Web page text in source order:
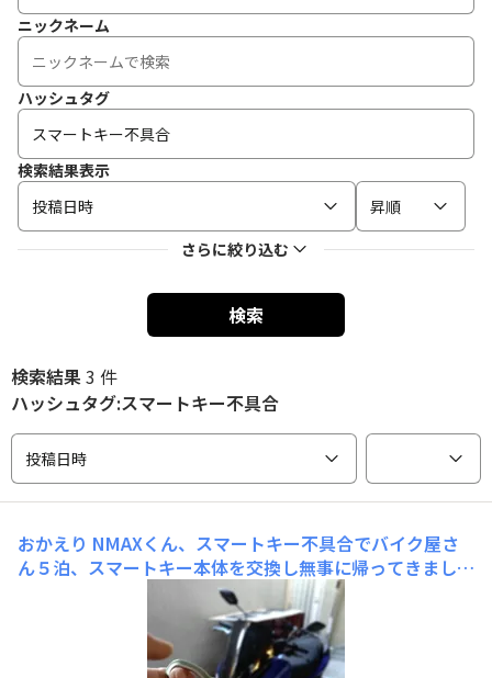
ニックネーム
ハッシュタグ
検索結果表示
投稿日時
昇順
さらに絞り込む
検索
検索結果3 件
ハッシュタグ:スマートキー不具合
投稿日時
おかえり NMAXくん、スマートキー不具合でバイク屋さ
ん５泊、スマートキー本体を交換し無事に帰ってきまし
た。代車JOG125くん 燃費40km/L、ハロゲン球が良い感
じです。荒れた路面だと、足がバタバタして疲れる。エン
ジンは同じ感じな音でウルさい(NMAXも)、遅くはないが
ドラムブレーキだと怖いね。